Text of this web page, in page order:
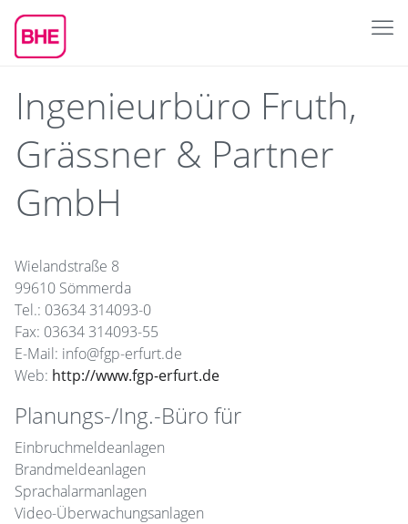
Ingenieurbüro Fruth,
Grässner & Partner
GmbH
Wielandstraße 8
99610 Sömmerda
Tel.: 03634 314093-0
Fax: 03634 314093-55
E-Mail: info@fgp-erfurt.de
Web: http://www.fgp-erfurt.de
Planungs-/Ing.-Büro für
Einbruchmeldeanlagen
Brandmeldeanlagen
Sprachalarmanlagen
Video-Überwachungsanlagen